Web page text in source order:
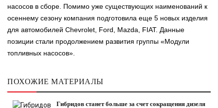
насосов в сборе. Помимо уже существующих наименований к
осеннему сезону компания подготовила еще 5 новых изделия
для автомобилей Chevrolet, Ford, Mazda, FIAT. Данные
позиции стали продолжением развития группы «Модули
топливных насосов».
ПОХОЖИЕ МАТЕРИАЛЫ
Гибридов станет больше за счет сокращения дизеля